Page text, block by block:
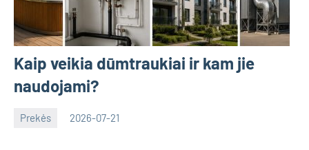
Kaip veikia dūmtraukiai ir kam jie
naudojami?
Prekės 2026-07-21